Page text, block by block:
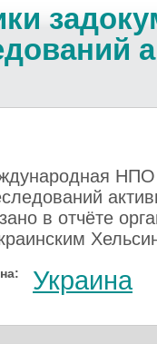
НПО
в отчёте
Украина